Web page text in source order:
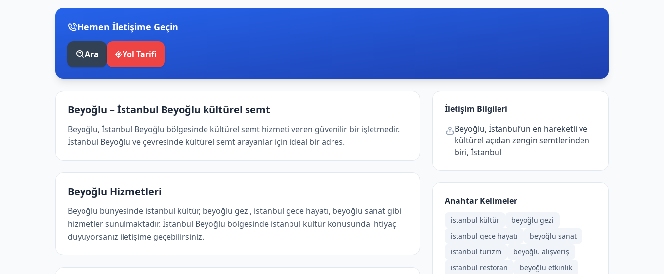
Hemen İletişime Geçin
Ara Yol Tarifi
Beyoğlu – İstanbul Beyoğlu kültürel semt
Beyoğlu, İstanbul Beyoğlu bölgesinde kültürel semt hizmeti veren güvenilir bir işletmedir.
İstanbul Beyoğlu ve çevresinde kültürel semt arayanlar için ideal bir adres.
Beyoğlu Hizmetleri
Beyoğlu bünyesinde istanbul kültür, beyoğlu gezi, istanbul gece hayatı, beyoğlu sanat gibi
hizmetler sunulmaktadır. İstanbul Beyoğlu bölgesinde istanbul kültür konusunda ihtiyaç
duyuyorsanız iletişime geçebilirsiniz.
İletişim Bilgileri
Beyoğlu, İstanbul’un en hareketli ve
kültürel açıdan zengin semtlerinden
biri, İstanbul
Anahtar Kelimeler
istanbul kültür
beyoğlu gezi
istanbul gece hayatı
beyoğlu sanat
istanbul turizm
beyoğlu alışveriş
istanbul restoran
beyoğlu etkinlik